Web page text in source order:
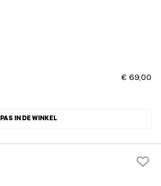
€ 69,00
PAS IN DE WINKEL